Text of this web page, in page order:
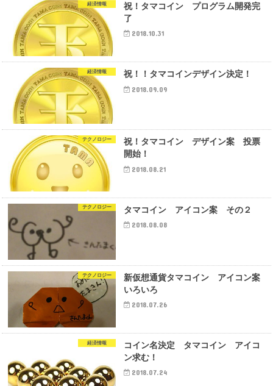
経済情報
祝！タマコイン プログラム開発完
了
2018.10.31
経済情報 祝！！タマコインデザイン決定！
2018.09.09
テクノロジー
祝！タマコイン デザイン案 投票
開始！
2018.08.21
テクノロジー タマコイン アイコン案 その２
2018.08.08
テクノロジー
新仮想通貨タマコイン アイコン案
いろいろ
2018.07.26
経済情報
コイン名決定 タマコイン アイコ
ン求む！
2018.07.24